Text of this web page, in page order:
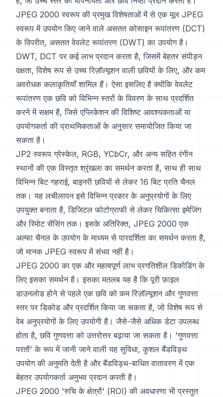
JPEG 2000 स्वरूप की प्रमुख विशेषताओं में से एक मूल JPEG
स्वरूप में उपयोग किए जाने वाले असतत कोसाइन रूपांतरण (DCT)
के विपरीत, असतत वेवलेट रूपांतरण (DWT) का उपयोग है।
DWT, DCT पर कई लाभ प्रदान करता है, जिसमें बेहतर संपीड़न
दक्षता, विशेष रूप से उच्च रिज़ॉल्यूशन वाली छवियों के लिए, और कम
अवरोधक कलाकृतियाँ शामिल हैं। ऐसा इसलिए है क्योंकि वेवलेट
रूपांतरण एक छवि को विभिन्न स्तरों के विवरण के साथ प्रदर्शित
करने में सक्षम है, जिसे एप्लिकेशन की विशिष्ट आवश्यकताओं या
उपयोगकर्ता की प्राथमिकताओं के अनुसार समायोजित किया जा
सकता है।
JP2 स्वरूप ग्रेस्केल, RGB, YCbCr, और अन्य सहित रंगीन
स्थानों की एक विस्तृत श्रृंखला का समर्थन करता है, साथ ही साथ
विभिन्न बिट गहराई, बाइनरी छवियों से लेकर 16 बिट प्रति चैनल
तक। यह लचीलापन इसे विभिन्न प्रकार के अनुप्रयोगों के लिए
उपयुक्त बनाता है, डिजिटल फोटोग्राफी से लेकर चिकित्सा इमेजिंग
और रिमोट सेंसिंग तक। इसके अतिरिक्त, JPEG 2000 एक
अल्फा चैनल के उपयोग के माध्यम से पारदर्शिता का समर्थन करता है,
जो मानक JPEG स्वरूप में संभव नहीं है।
JPEG 2000 का एक और महत्वपूर्ण लाभ प्रगतिशील डिकोडिंग के
लिए इसका समर्थन है। इसका मतलब यह है कि पूरी फ़ाइल
डाउनलोड होने से पहले एक छवि को कम रिज़ॉल्यूशन और गुणवत्ता
स्तर पर डिकोड और प्रदर्शित किया जा सकता है, जो विशेष रूप से
वेब अनुप्रयोगों के लिए उपयोगी है। जैसे-जैसे अधिक डेटा उपलब्ध
होता है, छवि गुणवत्ता को उत्तरोत्तर बढ़ाया जा सकता है। 'गुणवत्ता
परतों' के रूप में जानी जाने वाली यह सुविधा, कुशल बैंडविड्थ
उपयोग की अनुमति देती है और बैंडविड्थ-बाधित वातावरण में एक
बेहतर उपयोगकर्ता अनुभव प्रदान करती है।
JPEG 2000 'रुचि के क्षेत्रों' (ROI) की अवधारणा भी प्रस्तुत